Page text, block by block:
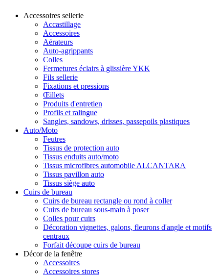
Accessoires sellerie
Accastillage
Accessoires
Aérateurs
Auto-agrippants
Colles
Fermetures éclairs à glissière YKK
Fils sellerie
Fixations et pressions
Œillets
Produits d'entretien
Profils et ralingue
Sangles, sandows, drisses, passepoils plastiques
Auto/Moto
Feutres
Tissus de protection auto
Tissus enduits auto/moto
Tissus microfibres automobile ALCANTARA
Tissus pavillon auto
Tissus siège auto
Cuirs de bureau
Cuirs de bureau rectangle ou rond à coller
Cuirs de bureau sous-main à poser
Colles pour cuirs
Décoration vignettes, galons, fleurons d'angle et motifs
centraux
Forfait découpe cuirs de bureau
Décor de la fenêtre
Accessoires
Accessoires stores